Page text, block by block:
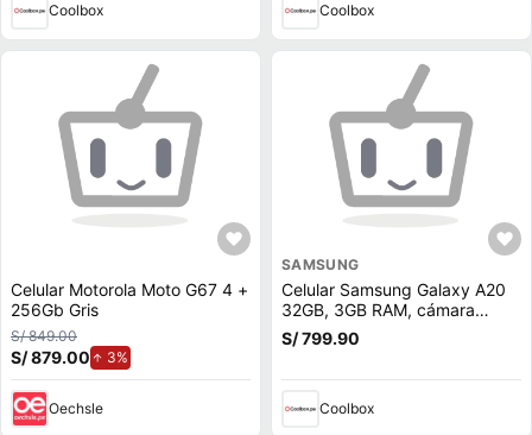
Coolbox Coolbox
Celular Motorola Moto G67 4 +
256Gb Gris
S/ 849.00
S/ 879.00 3%
Oechsle
SAMSUNG
Celular Samsung Galaxy A20
32GB, 3GB RAM, cámara
trasera 13MP y frontal 8MP,
6.4"", Exynos, rojo
S/ 799.90
Coolbox